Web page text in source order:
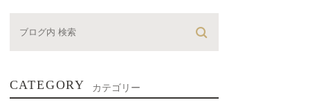
CATEGORY カテゴリー